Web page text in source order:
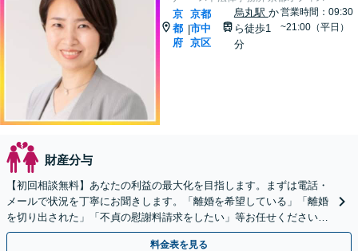
京
都
府
|
京都
市中
京区
烏丸駅 か
ら徒歩1
分
営業時間：09:30
~21:00（平日）
財産分与
【初回相談無料】あなたの利益の最大化を目指します。まずは電話・
メールで状況を丁寧にお聞きします。「離婚を希望している」「離婚
を切り出された」「不貞の慰謝料請求をしたい」等お任せください。
【リーズナブルな料金設定】
料金表を見る